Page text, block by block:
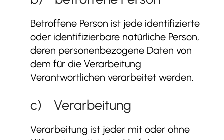
Betroffene Person ist jede identifizierte
oder identifizierbare natürliche Person,
deren personenbezogene Daten von
dem für die Verarbeitung
Verantwortlichen verarbeitet werden.
c) Verarbeitung
Verarbeitung ist jeder mit oder ohne